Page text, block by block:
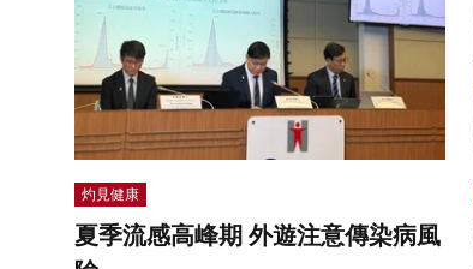
灼見健康
夏季流感高峰期 外遊注意傳染病風